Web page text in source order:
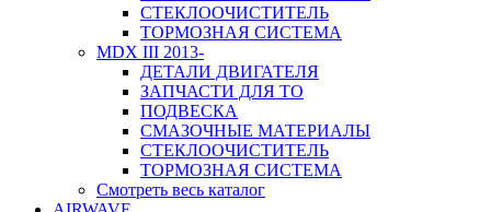
СТЕКЛООЧИСТИТЕЛЬ
ТОРМОЗНАЯ СИСТЕМА
MDX III 2013-
ДЕТАЛИ ДВИГАТЕЛЯ
ЗАПЧАСТИ ДЛЯ ТО
ПОДВЕСКА
СМАЗОЧНЫЕ МАТЕРИАЛЫ
СТЕКЛООЧИСТИТЕЛЬ
ТОРМОЗНАЯ СИСТЕМА
Смотреть весь каталог